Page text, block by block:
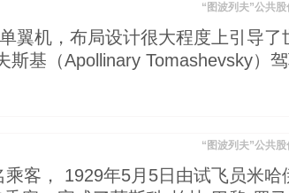
“图波列夫”公共股
翼机，布局设计很大程度上引导了
基（Apollinary Tomashevsky）
“图波列夫”公共股
客， 1929年5月5日由试飞员米哈